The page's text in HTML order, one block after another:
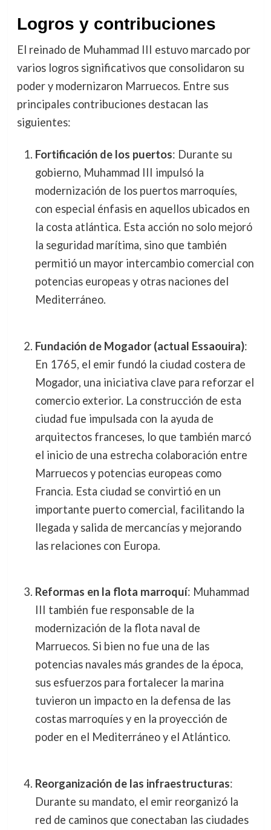
Logros y contribuciones
El reinado de Muhammad III estuvo marcado por
varios logros significativos que consolidaron su
poder y modernizaron Marruecos. Entre sus
principales contribuciones destacan las
siguientes:
Fortificación de los puertos: Durante su
gobierno, Muhammad III impulsó la
modernización de los puertos marroquíes,
con especial énfasis en aquellos ubicados en
la costa atlántica. Esta acción no solo mejoró
la seguridad marítima, sino que también
permitió un mayor intercambio comercial con
potencias europeas y otras naciones del
Mediterráneo.
Fundación de Mogador (actual Essaouira):
En 1765, el emir fundó la ciudad costera de
Mogador, una iniciativa clave para reforzar el
comercio exterior. La construcción de esta
ciudad fue impulsada con la ayuda de
arquitectos franceses, lo que también marcó
el inicio de una estrecha colaboración entre
Marruecos y potencias europeas como
Francia. Esta ciudad se convirtió en un
importante puerto comercial, facilitando la
llegada y salida de mercancías y mejorando
las relaciones con Europa.
Reformas en la flota marroquí: Muhammad
III también fue responsable de la
modernización de la flota naval de
Marruecos. Si bien no fue una de las
potencias navales más grandes de la época,
sus esfuerzos para fortalecer la marina
tuvieron un impacto en la defensa de las
costas marroquíes y en la proyección de
poder en el Mediterráneo y el Atlántico.
Reorganización de las infraestructuras:
Durante su mandato, el emir reorganizó la
red de caminos que conectaban las ciudades